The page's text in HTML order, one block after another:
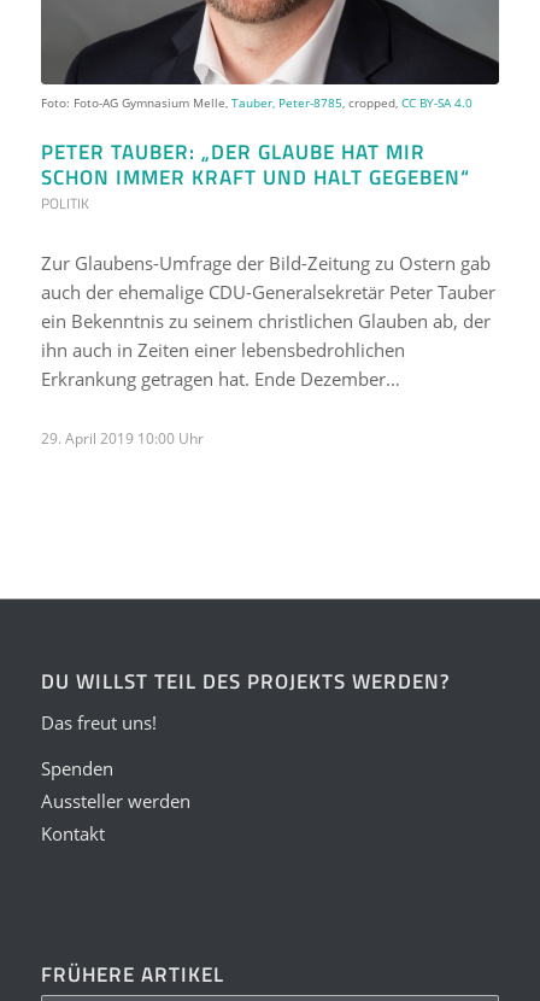
Foto: Foto-AG Gymnasium Melle, Tauber, Peter-8785, cropped, CC BY-SA 4.0
PETER TAUBER: „DER GLAUBE HAT MIR
SCHON IMMER KRAFT UND HALT GEGEBEN“
POLITIK
Zur Glaubens-Umfrage der Bild-Zeitung zu Ostern gab
auch der ehemalige CDU-Generalsekretär Peter Tauber
ein Bekenntnis zu seinem christlichen Glauben ab, der
ihn auch in Zeiten einer lebensbedrohlichen
Erkrankung getragen hat. Ende Dezember…
29. April 2019 10:00 Uhr
DU WILLST TEIL DES PROJEKTS WERDEN?
Das freut uns!
Spenden
Aussteller werden
Kontakt
FRÜHERE ARTIKEL